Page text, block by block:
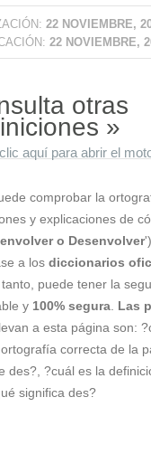
22 NOVIEMBRE,
22 NOVIEMBRE,
otras
»
aquí para abrir el
comprobar la
y explicaciones de
o Desenvolver
a los diccionarios
tanto, puede tener la
y 100% segura Las
a esta página son:
correcta de la
des?, ?cuál es la
significa des?